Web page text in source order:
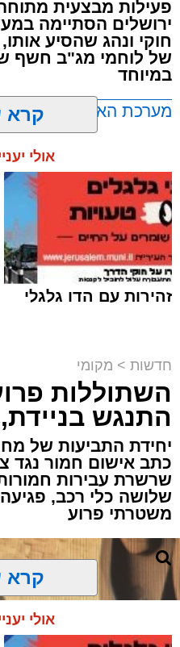
פעילות מבצעית
ירושלים הסתיימה
חוקי ונהג שהסיע
של לוחמי מג"ב חשף
במיוחד
מערכת האתר / 17:21 09.08.26
תגים:ירושלים,
פעילות מבצעית
ירושלים הסתיימה
חוקי ונהג שהסיע
של לוחמי מג"ב חשף
במיוחד.
האירוע התרחש במהלך
לוחמי מג״ב עוטף
לשמירה על הביטחון
הכוחות עצרו לבדיקה
חשדם, ועד מהרה הבינו
קרא
אולי
זהירות עם הדו גלגלי
חדשות > מקומי
השתוללות
התנגש
יחידת התביעות של
שרשרת עבירות חמורות
שלושה כלי רכב,
משטרתי פרוע
קרא
אולי